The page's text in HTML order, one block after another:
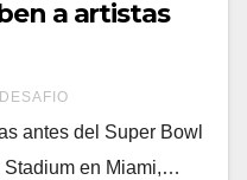
a artistas
antes del Super Bowl
Stadium en Miami,…